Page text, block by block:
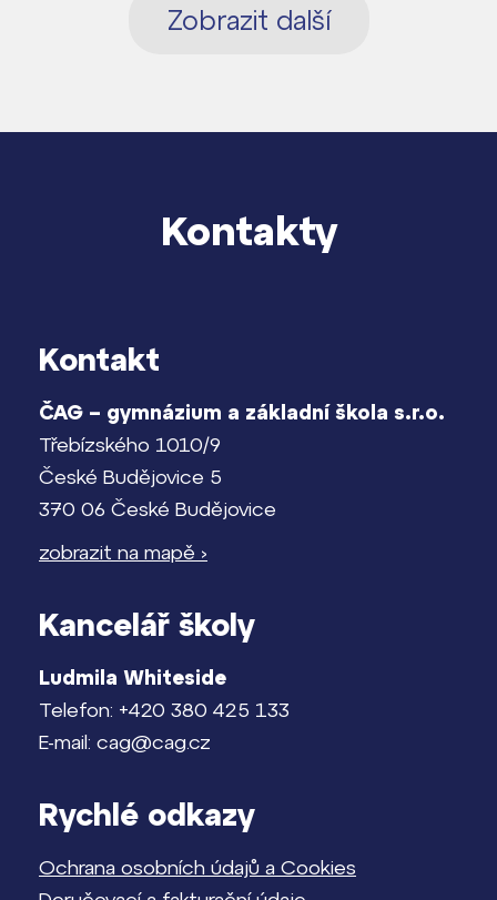
Zobrazit další
Kontakty
Kontakt
ČAG – gymnázium a základní škola s.r.o.
Třebízského 1010/9
České Budějovice 5
370 06 České Budějovice
zobrazit na mapě ›
Kancelář školy
Ludmila Whiteside
Telefon: +420 380 425 133
E-mail: cag@cag.cz
Rychlé odkazy
Ochrana osobních údajů a Cookies